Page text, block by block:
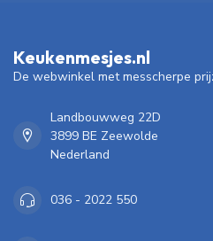
Keukenmesjes.nl
De webwinkel met messcherpe
Landbouwweg 22D
3899 BE Zeewolde
Nederland
036 - 2022 550